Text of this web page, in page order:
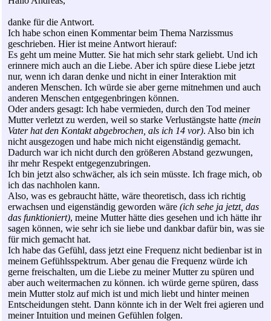
danke für die Antwort.
Ich habe schon einen Kommentar beim Thema Narzissmus
geschrieben. Hier ist meine Antwort hierauf:
Es geht um meine Mutter. Sie hat mich sehr stark geliebt. Und ich
erinnere mich auch an die Liebe. Aber ich spüre diese Liebe jetzt
nur, wenn ich daran denke und nicht in einer Interaktion mit
anderen Menschen. Ich würde sie aber gerne mitnehmen und auch
anderen Menschen entgegenbringen können.
Oder anders gesagt: Ich habe vermieden, durch den Tod meiner
Mutter verletzt zu werden, weil so starke Verlustängste hatte (mein
Vater hat den Kontakt abgebrochen, als ich 14 vor). Also bin ich
nicht ausgezogen und habe mich nicht eigenständig gemacht.
Dadurch war ich nicht durch den größeren Abstand gezwungen,
ihr mehr Respekt entgegenzubringen.
Ich bin jetzt also schwächer, als ich sein müsste. Ich frage mich, ob
ich das nachholen kann.
Also, was es gebraucht hätte, wäre theoretisch, dass ich richtig
erwachsen und eigenständig geworden wäre (ich sehe ja jetzt, das
das funktioniert), meine Mutter hätte dies gesehen und ich hätte ihr
sagen können, wie sehr ich sie liebe und dankbar dafür bin, was sie
für mich gemacht hat.
Ich habe das Gefühl, dass jetzt eine Frequenz nicht bedienbar ist in
meinem Gefühlsspektrum. Aber genau die Frequenz würde ich
gerne freischalten, um die Liebe zu meiner Mutter zu spüren und
aber auch weitermachen zu können. ich würde gerne spüren, dass
mein Mutter stolz auf mich ist und mich liebt und hinter meinen
Entscheidungen steht. Dann könnte ich in der Welt frei agieren und
meiner Intuition und meinen Gefühlen folgen.